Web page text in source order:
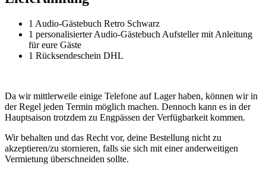
1 Audio-Gästebuch Retro Schwarz
1 personalisierter Audio-Gästebuch Aufsteller mit Anleitung
für eure Gäste
1 Rücksendeschein DHL
Da wir mittlerweile einige Telefone auf Lager haben, können wir in
der Regel jeden Termin möglich machen. Dennoch kann es in der
Hauptsaison trotzdem zu Engpässen der Verfügbarkeit kommen.
Wir behalten und das Recht vor, deine Bestellung nicht zu
akzeptieren/zu stornieren, falls sie sich mit einer anderweitigen
Vermietung überschneiden sollte.